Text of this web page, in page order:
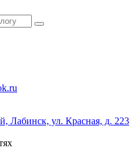
Лабинск, ул. Красная, д. 223